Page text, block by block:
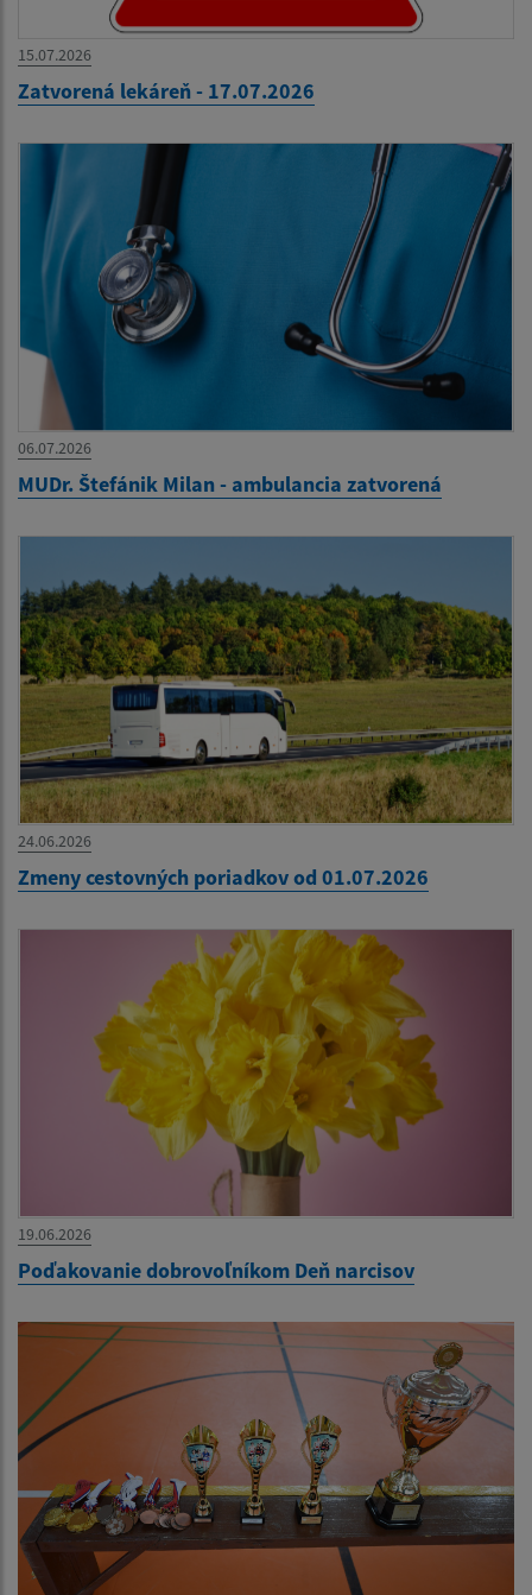
15.07.2026
Zatvorená lekáreň - 17.07.2026
06.07.2026
MUDr. Štefánik Milan - ambulancia zatvorená
24.06.2026
Zmeny cestovných poriadkov od 01.07.2026
19.06.2026
Poďakovanie dobrovoľníkom Deň narcisov